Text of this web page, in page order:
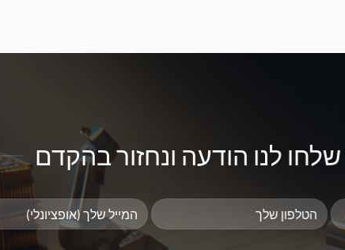
שלחו לנו הודעה ונחזור בהקדם